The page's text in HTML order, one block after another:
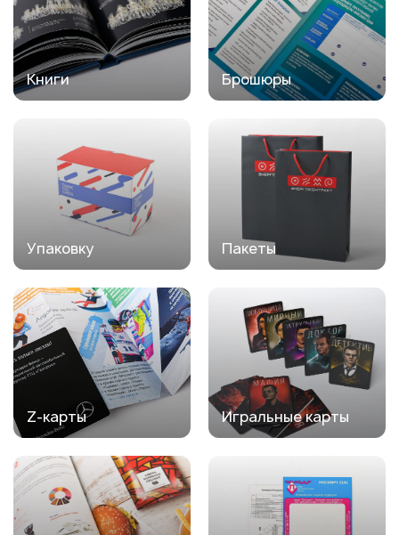
Книги Брошюры
Упаковку Пакеты
Z-карты Игральные карты